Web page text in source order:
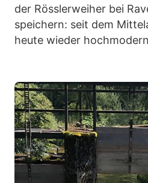
der Rösslerweiher bei
speichern: seit dem
heute wieder